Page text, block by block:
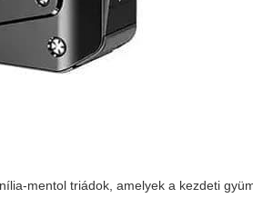
mentol triádok, amelyek a kezdeti